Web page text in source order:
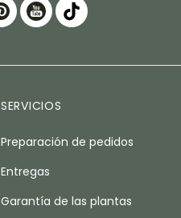
SERVICIOS
Preparación de pedidos
Entregas
Garantía de las plantas